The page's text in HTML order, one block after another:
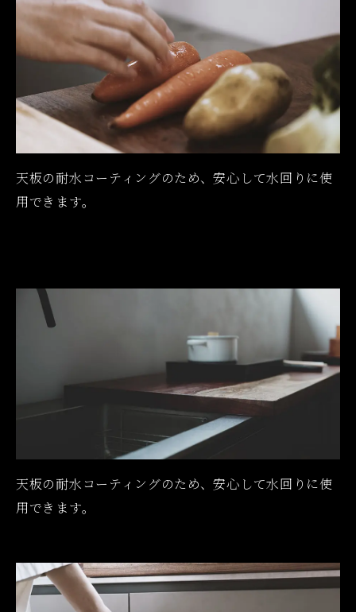
天板の耐水コーティングのため、安心して水回りに使
用できます。
天板の耐水コーティングのため、安心して水回りに使
用できます。